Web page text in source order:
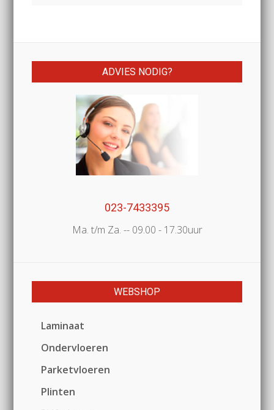
ADVIES NODIG?
023-7433395
Ma. t/m Za. -- 09.00 - 17.30uur
WEBSHOP
Laminaat
Ondervloeren
Parketvloeren
Plinten